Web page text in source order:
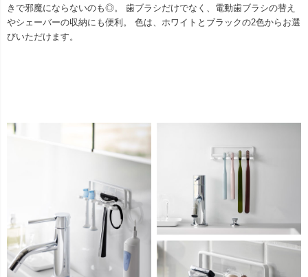
きで邪魔にならないのも◎。 歯ブラシだけでなく、電動歯ブラシの替え
やシェーバーの収納にも便利。 色は、ホワイトとブラックの2色からお選
びいただけます。